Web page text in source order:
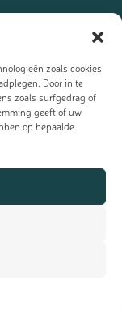
zoals cookies
Door in te
zoals surfgedrag of
geeft of uw
op bepaalde
als eerst